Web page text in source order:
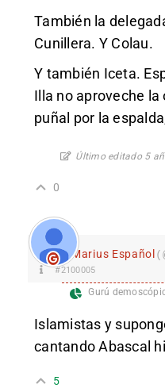
También la
Cunillera. Y Colau.
Y también Iceta.
Illa no aproveche
puñal por la
Último editado 5
0
Marius Español
#2100005
Gurú
Islamistas y
cantando Abascal
5